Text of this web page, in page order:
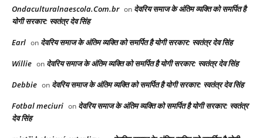
Ondaculturalnaescola.Com.br on देवरिय समाज के अंतिम व्यक्ति को समर्पित है
योगी सरकार: स्वतंत्र देव सिंह
Earl on देवरिय समाज के अंतिम व्यक्ति को समर्पित है योगी सरकार: स्वतंत्र देव सिंह
Willie on देवरिय समाज के अंतिम व्यक्ति को समर्पित है योगी सरकार: स्वतंत्र देव सिंह
Debbie on देवरिय समाज के अंतिम व्यक्ति को समर्पित है योगी सरकार: स्वतंत्र देव सिंह
Fotbal meciuri on देवरिय समाज के अंतिम व्यक्ति को समर्पित है योगी सरकार: स्वतंत्र
देव सिंह